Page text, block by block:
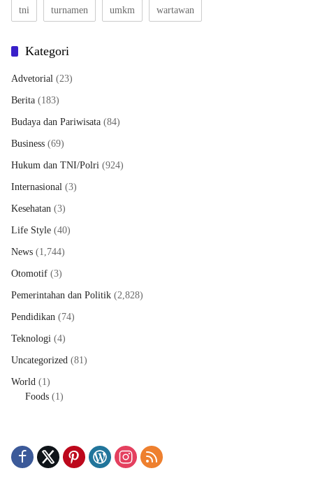
tni turnamen umkm wartawan
Kategori
Advetorial (23)
Berita (183)
Budaya dan Pariwisata (84)
Business (69)
Hukum dan TNI/Polri (924)
Internasional (3)
Kesehatan (3)
Life Style (40)
News (1,744)
Otomotif (3)
Pemerintahan dan Politik (2,828)
Pendidikan (74)
Teknologi (4)
Uncategorized (81)
World (1)
Foods (1)